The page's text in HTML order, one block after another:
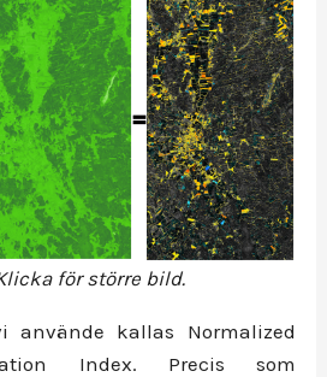
för större bild.
använde kallas Normalized
Index. Precis som